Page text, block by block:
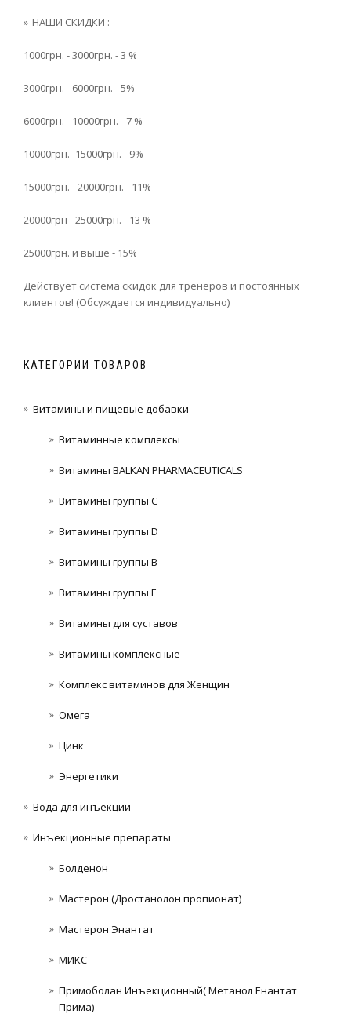
НАШИ СКИДКИ :
1000грн. - 3000грн. - 3 %
3000грн. - 6000грн. - 5%
6000грн. - 10000грн. - 7 %
10000грн.- 15000грн. - 9%
15000грн. - 20000грн. - 11%
20000грн - 25000грн. - 13 %
25000грн. и выше - 15%
Действует система скидок для тренеров и постоянных
клиентов! (Обсуждается индивидуально)
КАТЕГОРИИ ТОВАРОВ
Витамины и пищевые добавки
Витаминные комплексы
Витамины BALKAN PHARMACEUTICALS
Витамины группы C
Витамины группы D
Витамины группы В
Витамины группы Е
Витамины для суставов
Витамины комплексные
Комплекс витаминов для Женщин
Омега
Цинк
Энергетики
Вода для инъекции
Инъeкциoнныe препараты
Болденон
Мастерон (Дростанолон пропионат)
Мастерон Энантат
МИКС
Примоболан Инъекционный( Метанол Енантат
Прима)